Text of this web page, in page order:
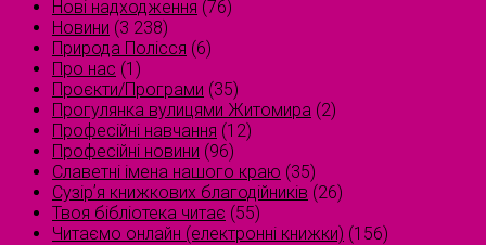
Нові надходження (76)
Новини (3 238)
Природа Полісся (6)
Про нас (1)
Проєкти/Програми (35)
Прогулянка вулицями Житомира (2)
Професійні навчання (12)
Професійні новини (96)
Славетні імена нашого краю (35)
Сузірʼя книжкових благодійників (26)
Твоя бібліотека читає (55)
Читаємо онлайн (електронні книжки) (156)